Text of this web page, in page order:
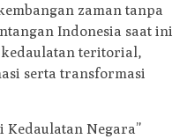
zaman tanpa
Indonesia saat ini
teritorial,
serta transformasi
Kedaulatan Negara”